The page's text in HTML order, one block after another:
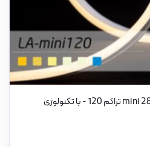
ریسه Neon Flex با تراشه 2835 mini تراکم 120 - با تکنولوژی